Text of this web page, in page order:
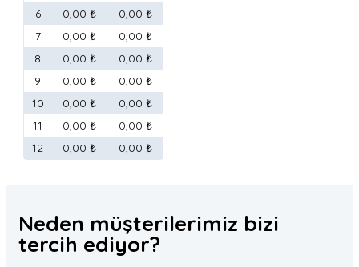
6
0,00 ₺
0,00 ₺
7
0,00 ₺
0,00 ₺
8
0,00 ₺
0,00 ₺
9
0,00 ₺
0,00 ₺
10
0,00 ₺
0,00 ₺
11
0,00 ₺
0,00 ₺
12
0,00 ₺ 0,00 ₺
Neden müşterilerimiz bizi
tercih ediyor?